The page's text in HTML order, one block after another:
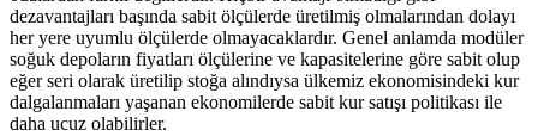
dezavantajları başında sabit ölçülerde üretilmiş olmalarından dolayı
her yere uyumlu ölçülerde olmayacaklardır. Genel anlamda modüler
soğuk depoların fiyatları ölçülerine ve kapasitelerine göre sabit olup
eğer seri olarak üretilip stoğa alındıysa ülkemiz ekonomisindeki kur
dalgalanmaları yaşanan ekonomilerde sabit kur satışı politikası ile
daha ucuz olabilirler.